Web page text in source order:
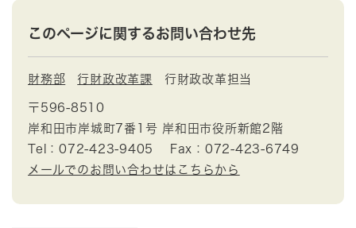
このページに関するお問い合わせ先
財務部 行財政改革課 行財政改革担当
〒596-8510
岸和田市岸城町7番1号 岸和田市役所新館2階
Tel：072-423-9405
Fax：072-423-6749
メールでのお問い合わせはこちらから